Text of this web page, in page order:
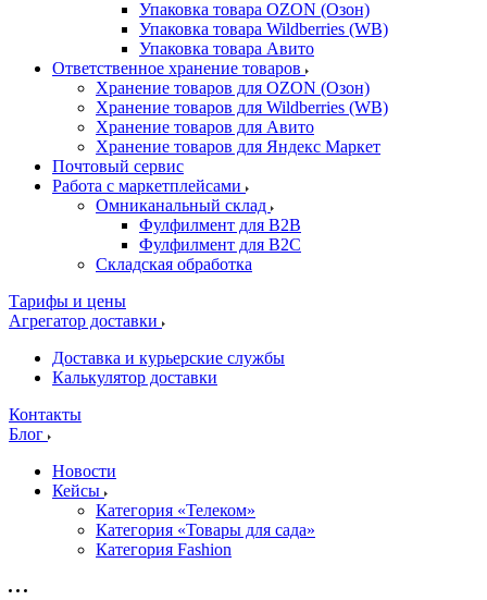
Упаковка товара OZON (Озон)
Упаковка товара Wildberries (WB)
Упаковка товара Авито
Ответственное хранение товаров
Хранение товаров для OZON (Озон)
Хранение товаров для Wildberries (WB)
Хранение товаров для Авито
Хранение товаров для Яндекс Маркет
Почтовый сервис
Работа с маркетплейсами
Омниканальный склад
Фулфилмент для B2B
Фулфилмент для B2C
Складская обработка
Тарифы и цены
Агрегатор доставки
Доставка и курьерские службы
Калькулятор доставки
Контакты
Блог
Новости
Кейсы
Категория «Телеком»
Категория «Товары для сада»
Категория Fashion